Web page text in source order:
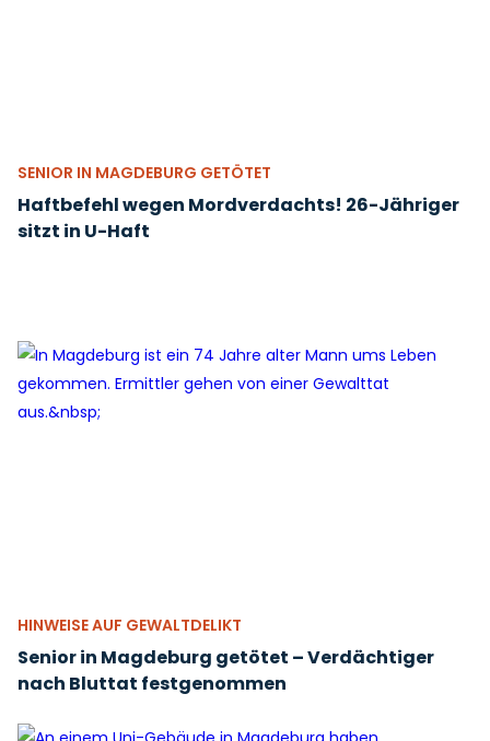
SENIOR IN MAGDEBURG GETÖTET
Haftbefehl wegen Mordverdachts! 26-Jähriger
sitzt in U-Haft
HINWEISE AUF GEWALTDELIKT
Senior in Magdeburg getötet – Verdächtiger
nach Bluttat festgenommen